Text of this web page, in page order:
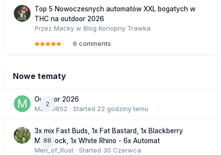
Top 5 Nowoczesnych automatów XXL bogatych w
THC na outdoor 2026
Przez Macky w Blog Konopny Trawka
6 comments
Nowe tematy
2
Outdoor 2026
Marcel852 · Started 22 godziny temu
88
3x mix Fast Buds, 1x Fat Bastard, 1x Blackberry
Moonrock, 1x White Rhino - 6x Automat
Men_of_Rust · Started 30 Czerwca